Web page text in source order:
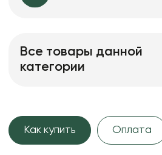
Все товары данной
категории
Как купить Оплата